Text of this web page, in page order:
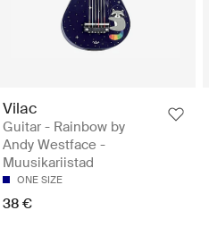
Vilac
Guitar - Rainbow by
Andy Westface -
Muusikariistad
ONE SIZE
38 €